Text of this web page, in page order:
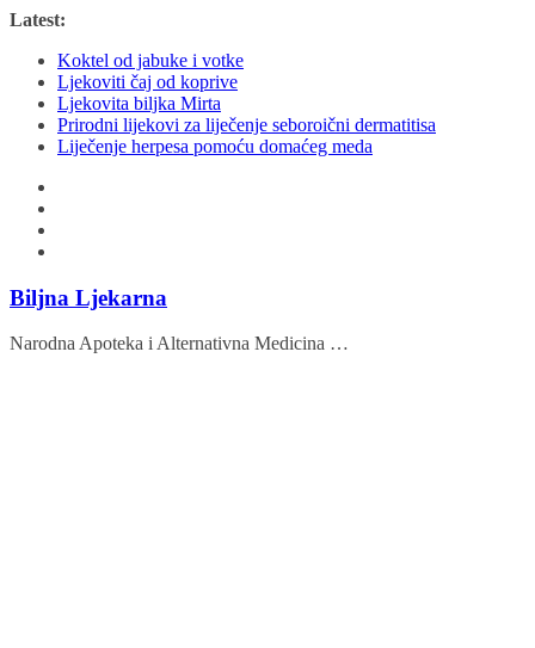
Skip
content
Latest:
Koktel od jabuke i votke
Ljekoviti čaj od koprive
Ljekovita biljka Mirta
Prirodni lijekovi za liječenje seboroični dermatitisa
Liječenje herpesa pomoću domaćeg meda
Biljna Ljekarna
Narodna Apoteka i Alternativna Medicina …